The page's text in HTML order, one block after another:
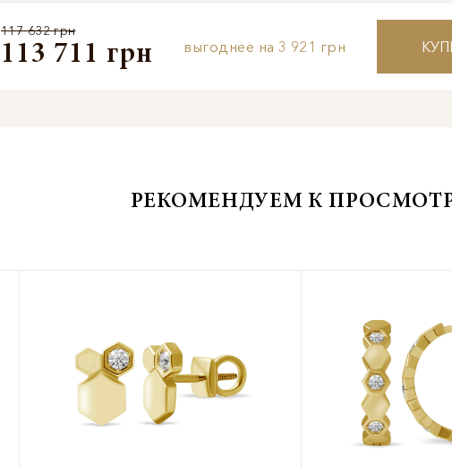
117 632 грн
113 711 грн 3 921 грн
РЕКОМЕНДУЕМ К